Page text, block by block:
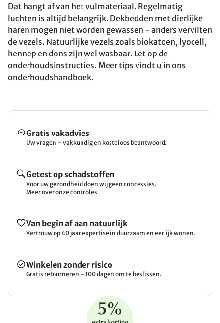
Dat hangt af van het vulmateriaal. Regelmatig
luchten is altijd belangrijk. Dekbedden met dierlijke
haren mogen niet worden gewassen - anders vervilten
de vezels. Natuurlijke vezels zoals biokatoen, lyocell,
hennep en dons zijn wel wasbaar. Let op de
onderhoudsinstructies. Meer tips vindt u in ons
onderhoudshandboek.
Gratis vakadvies
Uw vragen – vakkundig en kosteloos beantwoord.
Getest op schadstoffen
Voor uw gezondheid doen wij geen concessies.
Meer over onze controles
Van begin af aan natuurlijk
Vertrouw op 40 jaar expertise in duurzaam en eerlijk wonen.
Winkelen zonder risico
Gratis retourneren – 100 dagen om te beslissen.